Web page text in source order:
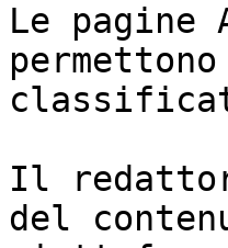
Le pagine
Il
del